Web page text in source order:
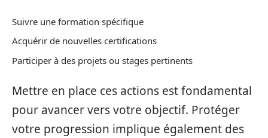
Suivre une formation spécifique
Acquérir de nouvelles certifications
Participer à des projets ou stages pertinents
Mettre en place ces actions est fondamental
pour avancer vers votre objectif. Protéger
votre progression implique également des